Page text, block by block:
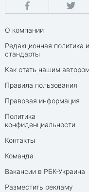
О компании
Редакционная политика и
стандарты
Как стать нашим
Правила пользования
Правовая информация
Политика
конфиденциальности
Контакты
Команда
Вакансии в РБК-Украина
Разместить рекламу